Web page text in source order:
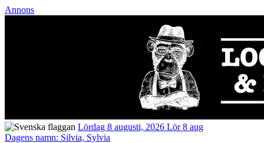
Annons
Lördag 8 augusti, 2026 Lör 8 aug
Dagens namn: Silvia, Sylvia